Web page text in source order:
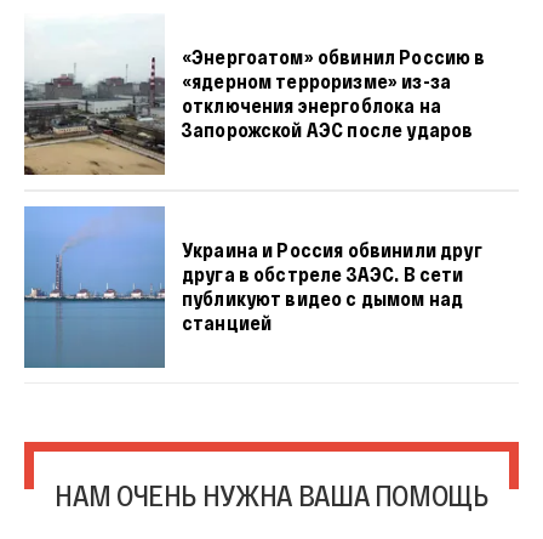
«Энергоатом» обвинил Россию в
«ядерном терроризме» из-за
отключения энергоблока на
Запорожской АЭС после ударов
Украина и Россия обвинили друг
друга в обстреле ЗАЭС. В сети
публикуют видео с дымом над
станцией
НАМ ОЧЕНЬ НУЖНА ВАША ПОМОЩЬ